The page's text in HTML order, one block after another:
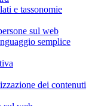
e tassonomie
sul web
semplice
dei contenuti